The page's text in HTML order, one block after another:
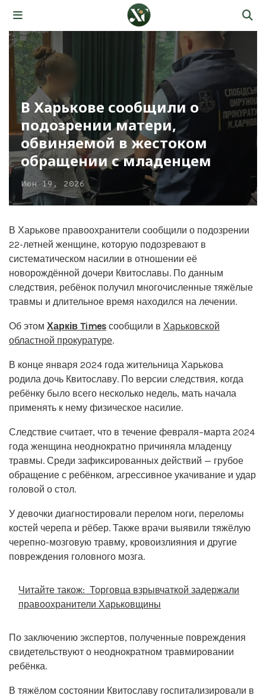
В Харькове сообщили о
подозрении матери,
обвиняемой в жестоком
обращении с младенцем
Июн 19, 2026
В Харькове правоохранители сообщили о подозрении
22-летней женщине, которую подозревают в
систематическом насилии в отношении её
новорождённой дочери Квитославы. По данным
следствия, ребёнок получил многочисленные тяжёлые
травмы и длительное время находился на лечении.
Об этом Харків Times сообщили в Харьковской
областной прокуратуре.
В конце января 2024 года жительница Харькова
родила дочь Квитославу. По версии следствия, когда
ребёнку было всего несколько недель, мать начала
применять к нему физическое насилие.
Следствие считает, что в течение февраля–марта 2024
года женщина неоднократно причиняла младенцу
травмы. Среди зафиксированных действий — грубое
обращение с ребёнком, агрессивное укачивание и удар
головой о стол.
У девочки диагностировали перелом ноги, переломы
костей черепа и рёбер. Также врачи выявили тяжёлую
черепно-мозговую травму, кровоизлияния и другие
повреждения головного мозга.
Читайте також: Торговца взрывчаткой задержали
правоохранители Харьковщины
По заключению экспертов, полученные повреждения
свидетельствуют о неоднократном травмировании
ребёнка.
В тяжёлом состоянии Квитославу госпитализировали в